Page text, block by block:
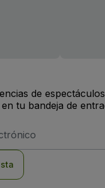
de
tu bandeja de